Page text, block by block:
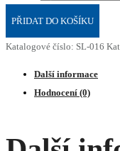
PŘIDAT DO KOŠÍKU
Katalogové číslo: SL-016
Další informace
Hodnocení (0)